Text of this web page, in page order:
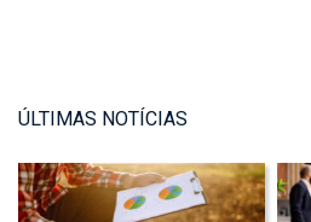
ÚLTIMAS NOTÍCIAS